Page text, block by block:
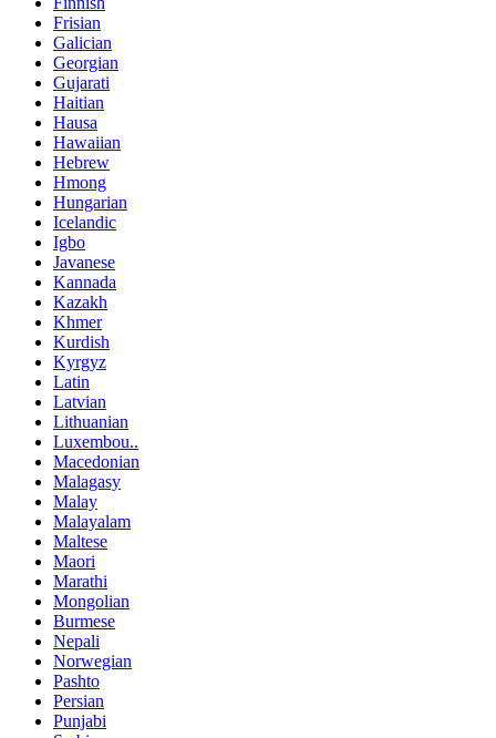
Frisian
Galician
Georgian
Gujarati
Haitian
Hausa
Hawaiian
Hebrew
Hmong
Hungarian
Icelandic
Igbo
Javanese
Kannada
Kazakh
Khmer
Kurdish
Kyrgyz
Latin
Latvian
Lithuanian
Luxembou..
Macedonian
Malagasy
Malay
Malayalam
Maltese
Maori
Marathi
Mongolian
Burmese
Nepali
Norwegian
Pashto
Persian
Punjabi